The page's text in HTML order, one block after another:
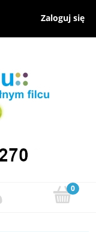
Zaloguj się